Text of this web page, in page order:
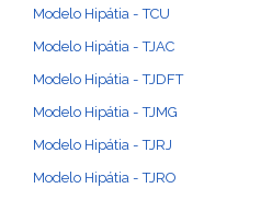
Modelo Hipátia - TCU
Modelo Hipátia - TJAC
Modelo Hipátia - TJDFT
Modelo Hipátia - TJMG
Modelo Hipátia - TJRJ
Modelo Hipátia - TJRO